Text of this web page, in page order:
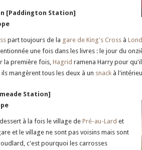
[Paddington Station]
part toujours de la gare de King's Cross à
une fois dans les livres : le jour du
la première fois, Hagrid ramena Harry pour
mangèrent tous les deux à un snack à
Station]
à la fois le village de Pré-au-Lard et
et le village ne sont pas voisins mais sont
c'est pourquoi les carrosses